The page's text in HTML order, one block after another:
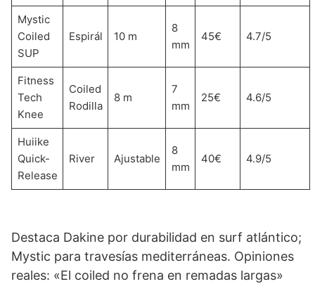
Mystic
Coiled
SUP
Espirál 10 m
8
mm
45€ 4.7/5
Fitness
Tech
Knee
Coiled
Rodilla
8 m
7
mm
25€ 4.6/5
Huiike
Quick-
Release
River Ajustable
8
mm
40€ 4.9/5
Destaca Dakine por durabilidad en surf atlántico;
Mystic para travesías mediterráneas. Opiniones
reales: «El coiled no frena en remadas largas»